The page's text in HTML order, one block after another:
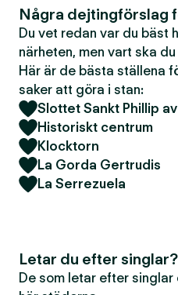
Några dejtingförslag
Du vet redan var du bäst
närheten, men vart ska
Här är de bästa ställena
saker att göra i stan:
Slottet Sankt Phillip
Historiskt centrum
Klocktorn
La Gorda Gertrudis
La Serrezuela
Letar du efter
De som letar efter